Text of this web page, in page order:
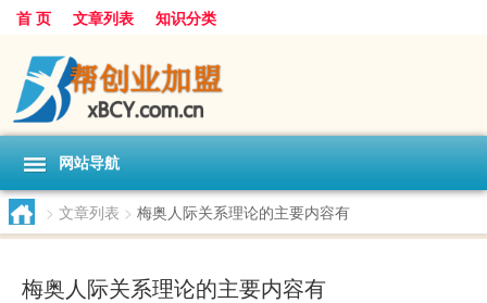
首 页 文章列表 知识分类
网站导航
> 文章列表 > 梅奥人际关系理论的主要内容有
梅奥人际关系理论的主要内容有